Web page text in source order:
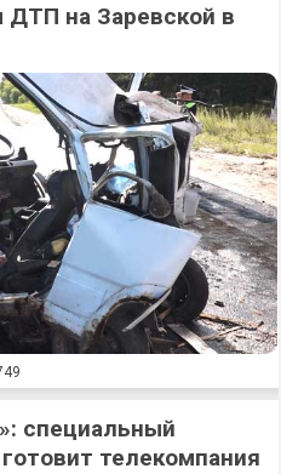
на Заревской в
специальный
телекомпания